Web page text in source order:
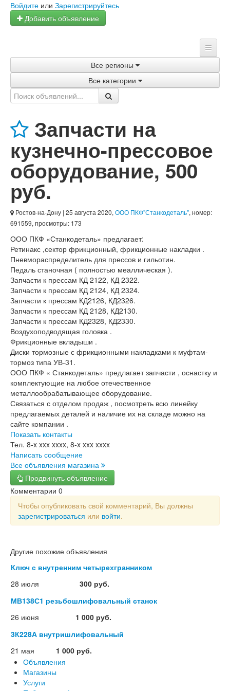
Войдите или Зарегистрируйтесь
Добавить объявление
Объявления
Услуги
Статьи
Все регионы
Все категории
Запчасти на
кузнечно-прессовое
оборудование, 500
руб.
Ростов-на-Дону | 25 августа 2020, ООО ПКФ"Станкодеталь", номер:
691559, просмотры: 173
ООО ПКФ «Станкодеталь» предлагает:
Ретинакс ,сектор фрикционный, фрикционные накладки .
Пневмораспределитель для прессов и гильотин.
Педаль станочная ( полностью меаллическая ).
Запчасти к прессам КД 2122, КД 2322.
Запчасти к прессам КД 2124, КД 2324.
Запчасти к прессам КД2126, КД2326.
Запчасти к прессам КД 2128, КД2130.
Запчасти к прессам КД2328, КД2330.
Воздухоподводящая головка .
Фрикционные вкладыши .
Диски тормозные с фрикционными накладками к муфтам-
тормоз типа УВ-31.
ООО ПКФ « Станкодеталь» предлагает запчасти , оснастку и
комплектующие на любое отечественное
металлообрабатывающее оборудование.
Связаться с отделом продаж , посмотреть всю линейку
предлагаемых деталей и наличие их на складе можно на
сайте компании .
Показать контакты
Тел. 8-x xxx xxxx, 8-x xxx xxxx
Написать сообщение
Все объявления магазина
Продвинуть объявление
Комментарии 0
Чтобы опубликовать свой комментарий, Вы должны
зарегистрироваться или войти.
Другие похожие объявления
Ключ с внутренним четырехгранником
28 июля
300 руб.
МВ138С1 резьбошлифовальный станок
26 июня
1 000 руб.
3К228А внутришлифовальный
21 мая
1 000 руб.
Объявления
Магазины
Услуги